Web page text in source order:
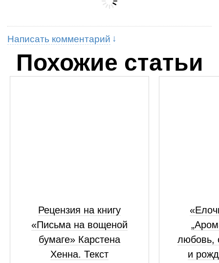
Написать комментарий
Похожие статьи
Рецензия на книгу
«Письма на вощеной
бумаге» Карстена
Хенна. Текст
любовь,
и